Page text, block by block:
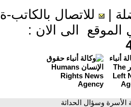
للاتصال بالكاتب-ة
الى الان :
الأسرة وسؤال الحداثة